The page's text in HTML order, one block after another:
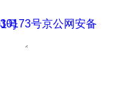
号
号